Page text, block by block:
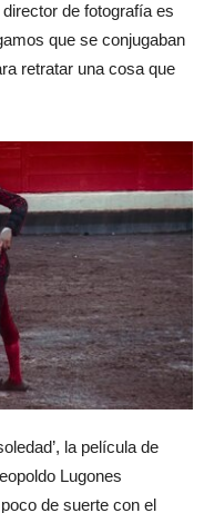
de fotografía es
que se conjugaban
retratar una cosa que
la película de
Lugones
de suerte con el